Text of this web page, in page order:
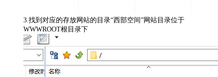
3.找到对应的存放网站的目录“西部空间”网站目录位于
WWWROOT根目录下